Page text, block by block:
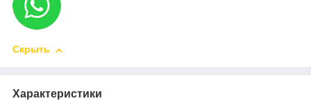
Скрыть
Характеристики